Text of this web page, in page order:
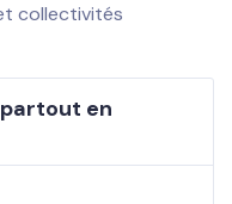
collectivités
en